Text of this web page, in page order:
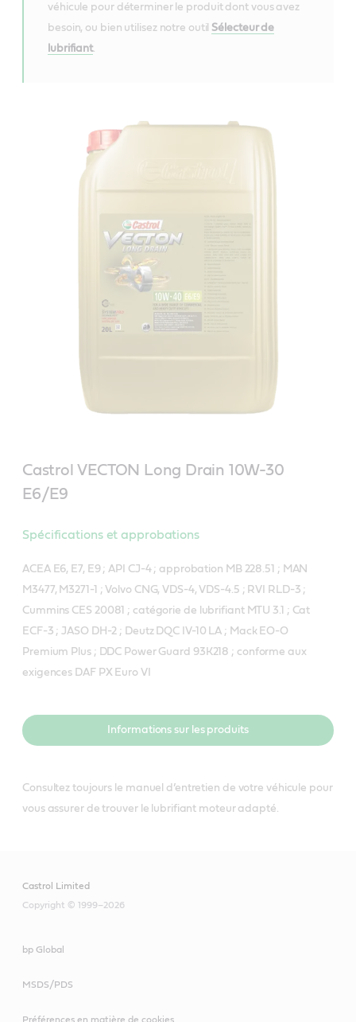
véhicule pour déterminer le produit dont vous avez
besoin, ou bien utilisez notre outil Sélecteur de
lubrifiant.
Castrol VECTON Long Drain 10W-30
E6/E9
Spécifications et approbations
ACEA E6, E7, E9 ; API CJ-4 ; approbation MB 228.51 ; MAN
M3477, M3271-1 ; Volvo CNG, VDS-4, VDS-4.5 ; RVI RLD-3 ;
Cummins CES 20081 ; catégorie de lubrifiant MTU 3.1 ; Cat
ECF-3 ; JASO DH-2 ; Deutz DQC IV-10 LA ; Mack EO-O
Premium Plus ; DDC Power Guard 93K218 ; conforme aux
exigences DAF PX Euro VI
Informations sur les produits
Consultez toujours le manuel d’entretien de votre véhicule pour
vous assurer de trouver le lubrifiant moteur adapté.
Castrol Limited
Copyright © 1999–2026
bp Global
MSDS/PDS
Préférences en matière de cookies